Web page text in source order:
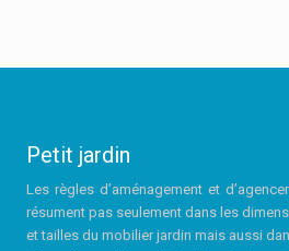
Petit jardin
Les règles d’aménagement et
résument pas seulement dans les
et tailles du mobilier jardin mais aussi